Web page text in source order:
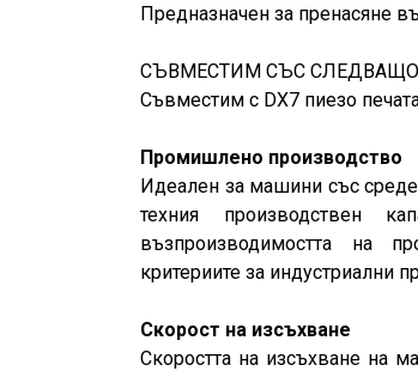
Предназначен за пренасяне
СЪВМЕСТИМ СЪС
Съвместим с DX7 пиезо
Промишлено производство
Идеален за машини със
техния производствен
възпроизводимостта на
критериите за индустриални
Скорост на изсъхване
Скоростта на изсъхване на